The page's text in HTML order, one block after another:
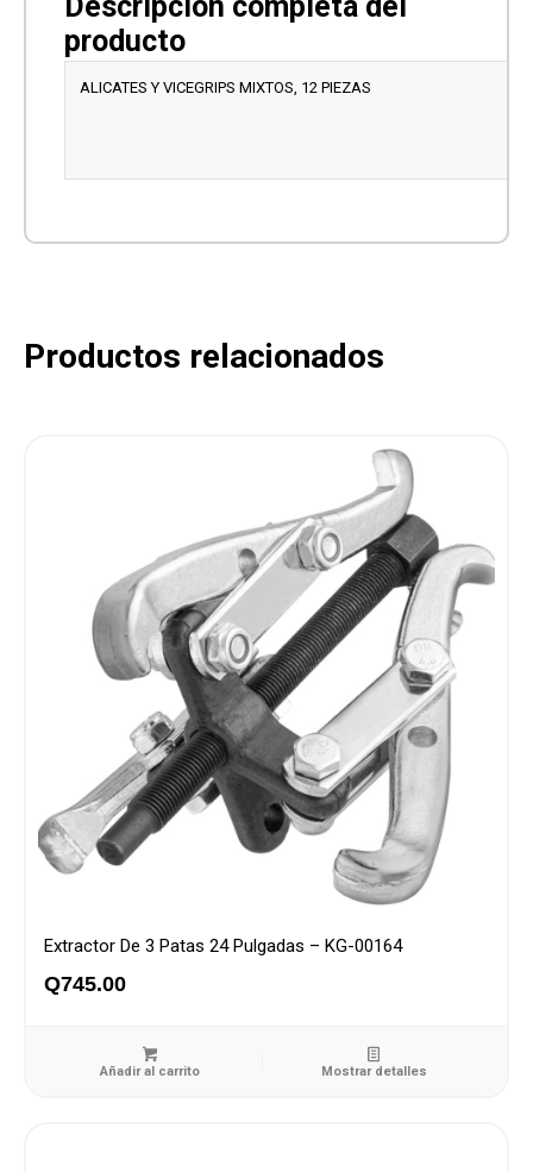
ALICATES Y VICEGRIPS MIXTOS, 12 PIEZAS
Productos relacionados
Extractor De 3 Patas 24 Pulgadas – KG-00164
Q745.00
Añadir al carrito Mostrar detalles